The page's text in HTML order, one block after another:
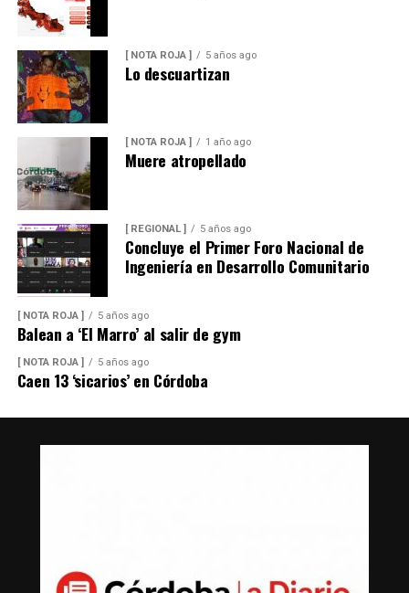
[ NOTA ROJA ] 5 años ago
Lo descuartizan
[ NOTA ROJA ] 1 año ago
Muere atropellado
[ REGIONAL ] 5 años ago
Concluye el Primer Foro Nacional de
Ingeniería en Desarrollo Comunitario
[ NOTA ROJA ] 5 años ago
Balean a ‘El Marro’ al salir de gym
[ NOTA ROJA ] 5 años ago
Caen 13 ‘sicarios’ en Córdoba